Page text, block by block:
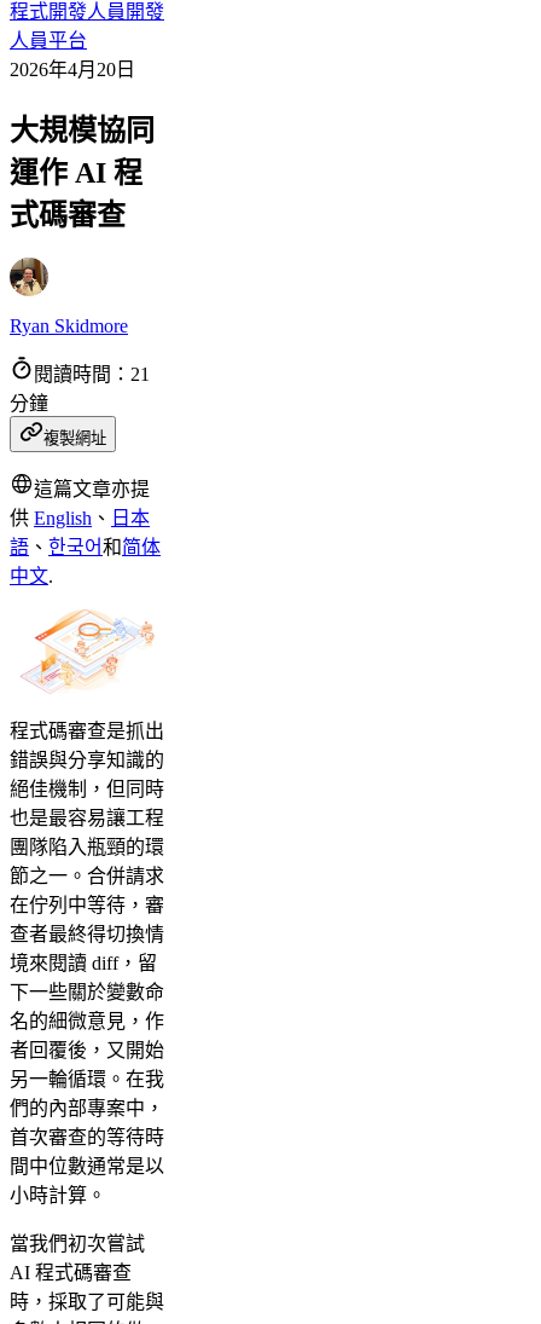
程式開發人員 開發
人員平台
2026年4月20日
大規模協同
運作 AI 程
式碼審查
Ryan Skidmore
閱讀時間：21
分鐘
複製網址
這篇文章亦提
供 English 、 日本
語 、 한국어和简体
中文.
程式碼審查是抓出
錯誤與分享知識的
絕佳機制，但同時
也是最容易讓工程
團隊陷入瓶頸的環
節之一。合併請求
在佇列中等待，審
查者最終得切換情
境來閱讀 diff，留
下一些關於變數命
名的細微意見，作
者回覆後，又開始
另一輪循環。在我
們的內部專案中，
首次審查的等待時
間中位數通常是以
小時計算。
當我們初次嘗試
AI 程式碼審查
時，採取了可能與